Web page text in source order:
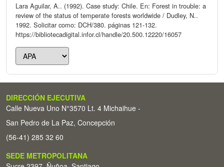
Lara Aguilar, A.. (1992). Case study: Chile. En: Forest in trouble: a
review of the status of temperate forests worldwide / Dudley, N..
1992. Solicitar como: DCH/380. páginas 121-132.
https://bibliotecadigital.infor.cl/handle/20.500.12220/16057
DIRECCIÓN EJECUTIVA
Calle Nueva Uno N°3570 Lt. 4 Michaihue -
San Pedro de La Paz, Concepción
(56-41) 285 32 60
SEDE METROPOLITANA